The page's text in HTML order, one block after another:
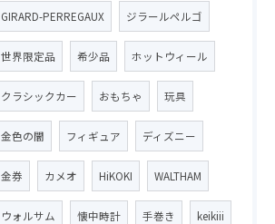
GIRARD-PERREGAUX ジラールペルゴ
世界限定品 希少品 ホットウィール
クラシックカー おもちゃ 玩具
金色の闇 フィギュア ディズニー
金券 カメオ HiKOKI WALTHAM
ウォルサム 懐中時計 手巻き keikiii